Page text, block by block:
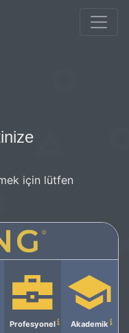
için lütfen
Profesyonel Akademik